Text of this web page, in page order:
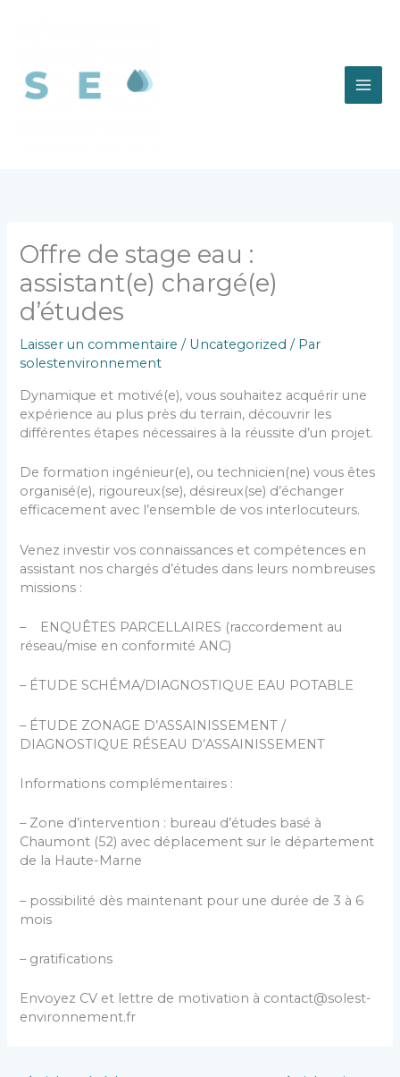
Offre de stage eau :
assistant(e) chargé(e)
d’études
Laisser un commentaire / Uncategorized / Par
solestenvironnement
Dynamique et motivé(e), vous souhaitez acquérir une
expérience au plus près du terrain, découvrir les
différentes étapes nécessaires à la réussite d’un projet.
De formation ingénieur(e), ou technicien(ne) vous êtes
organisé(e), rigoureux(se), désireux(se) d’échanger
efficacement avec l’ensemble de vos interlocuteurs.
Venez investir vos connaissances et compétences en
assistant nos chargés d’études dans leurs nombreuses
missions :
– ENQUÊTES PARCELLAIRES (raccordement au
réseau/mise en conformité ANC)
– ÉTUDE SCHÉMA/DIAGNOSTIQUE EAU POTABLE
– ÉTUDE ZONAGE D’ASSAINISSEMENT /
DIAGNOSTIQUE RÉSEAU D’ASSAINISSEMENT
Informations complémentaires :
– Zone d’intervention : bureau d’études basé à
Chaumont (52) avec déplacement sur le département
de la Haute-Marne
– possibilité dès maintenant pour une durée de 3 à 6
mois
– gratifications
Envoyez CV et lettre de motivation à contact@solest-
environnement.fr